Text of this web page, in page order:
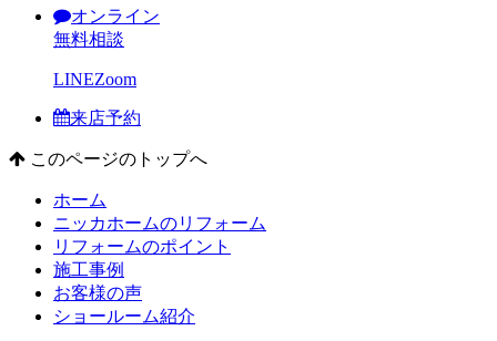
オンライン
無料相談
LINEZoom
来店予約
このページのトップへ
ホーム
ニッカホームのリフォーム
リフォームのポイント
施工事例
お客様の声
ショールーム紹介